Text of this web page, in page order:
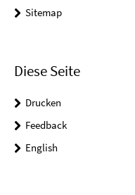
Sitemap
Diese Seite
Drucken
Feedback
English